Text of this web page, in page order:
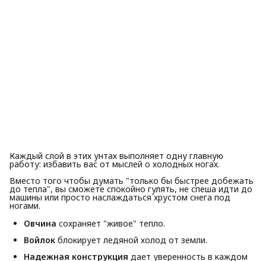
Каждый слой в этих унтах выполняет одну главную
работу: избавить вас от мыслей о холодных ногах.
Вместо того чтобы думать "только бы быстрее добежать
до тепла", вы сможете спокойно гулять, не спеша идти до
машины или просто наслаждаться хрустом снега под
ногами.
Овчина сохраняет "живое" тепло.
Войлок блокирует ледяной холод от земли.
Надежная конструкция дает уверенность в каждом